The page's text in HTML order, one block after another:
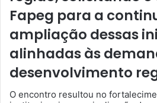
Fapeg para a
ampliação dessas
alinhadas às
desenvolvimento
O encontro resultou no